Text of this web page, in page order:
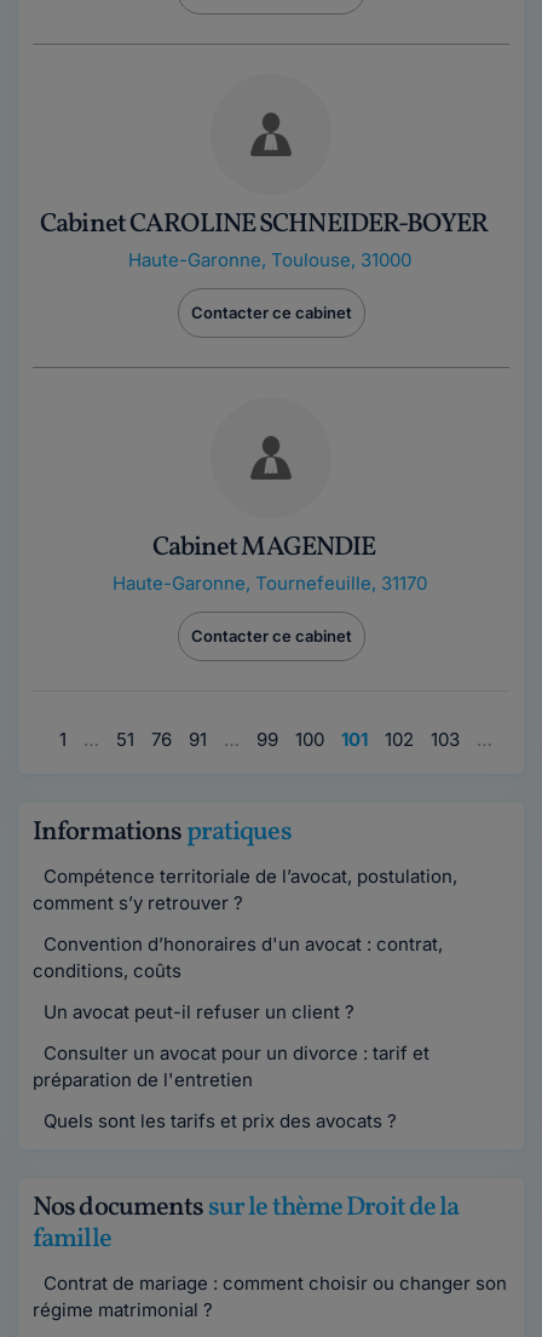
Cabinet CAROLINE SCHNEIDER-BOYER
Haute-Garonne, Toulouse, 31000
Contacter ce cabinet
Cabinet MAGENDIE
Haute-Garonne, Tournefeuille, 31170
Contacter ce cabinet
1 … 51 76 91 … 99 100 101 102 103 …
Informationspratiques
Compétence territoriale de l’avocat, postulation,
comment s’y retrouver ?
Convention d’honoraires d'un avocat : contrat,
conditions, coûts
Un avocat peut-il refuser un client ?
Consulter un avocat pour un divorce : tarif et
préparation de l'entretien
Quels sont les tarifs et prix des avocats ?
Nos documentssur le thème Droit de la
famille
Contrat de mariage : comment choisir ou changer son
régime matrimonial ?